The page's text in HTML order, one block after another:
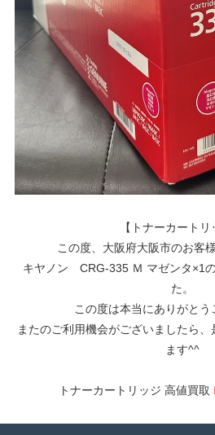
【トナーカートリ
この度、大阪府大阪市のお客
キヤノン CRG-335 Ｍ マゼンタ×1
た。
この度は本当にありがとう
またのご利用機会がございましたら
ます^^
トナーカートリッジ 高値買取